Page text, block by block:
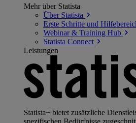
Mehr über Statista
Über Statista
Erste Schritte und
Webinar & Training Hub
Statista Connect
Leistungen
Statista+ bietet zusätzliche
spezifischen Bedürfnisse